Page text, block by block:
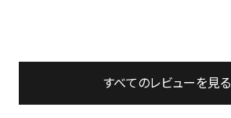
〜
すべてのレビューを見る